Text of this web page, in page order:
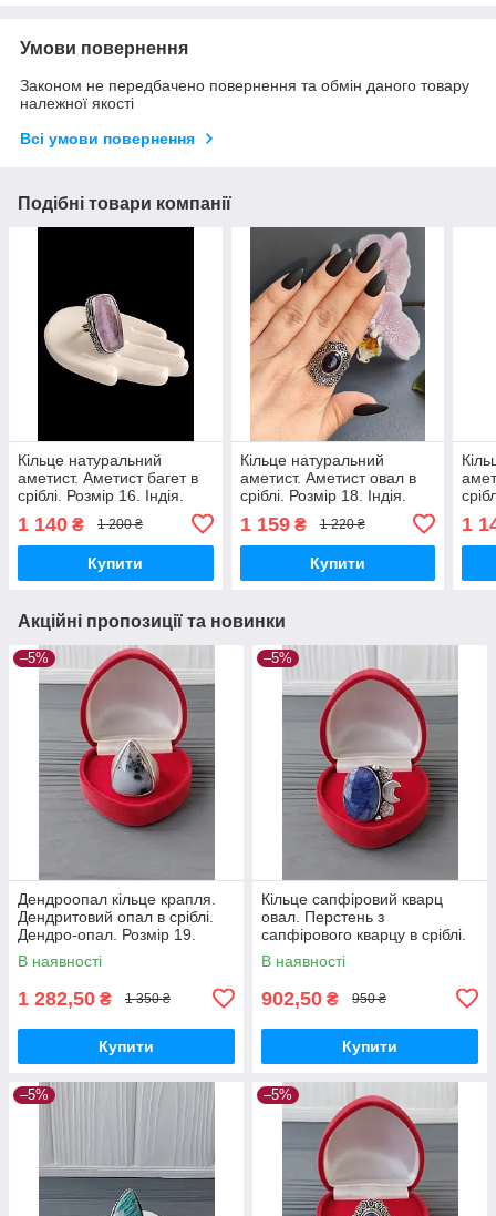
Умови повернення
Законом не передбачено повернення та обмін даного товару
належної якості
Всі умови повернення
Подібні товари компанії
Кільце натуральний
аметист. Аметист багет в
сріблі. Розмір 16. Індія.
1 140 ₴ 1 200 ₴
Купити
Кільце натуральний
аметист. Аметист овал в
сріблі. Розмір 18. Індія.
1 159₴ 1 220 ₴
Купити
1
Акційні пропозиції та новинки
–5%
Дендроопал кільце крапля.
Дендритовий опал в сріблі.
Дендро-опал. Розмір 19.
Індія!
В наявності
1 282,50 ₴ 1 350 ₴
Купити
–5%
Кільце сапфіровий кварц
овал. Перстень з
сапфірового кварцу в сріблі.
Розмір 18,5. Індія!
В наявності
902,50 ₴ 950 ₴
Купити
–5% –5%